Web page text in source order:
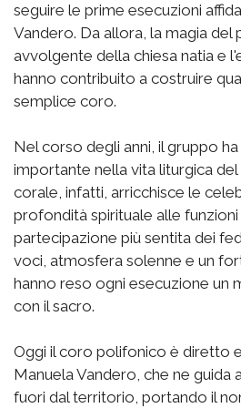
seguire le prime esecuzioni
Vandero. Da allora, la magia del
avvolgente della chiesa natia e
hanno contribuito a costruire
semplice coro.
Nel corso degli anni, il gruppo
importante nella vita liturgica del
corale, infatti, arricchisce le
profondità spirituale alle
partecipazione più sentita dei
voci, atmosfera solenne e un
hanno reso ogni esecuzione un
con il sacro.
Oggi il coro polifonico è diretto
Manuela Vandero, che ne guida
fuori dal territorio, portando il